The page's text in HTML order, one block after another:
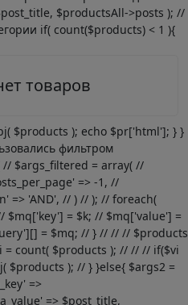
$productsAll->posts ); //
if( count($products) < 1 ){
товаров
$products ); echo $pr['html']; } }
фильтром
// $args_filtered = array( //
=> -1, //
=> 'AND', // ) // ); // foreach(
$mq['key'] = $k; // $mq['value'] =
= $mq; // } // // // $products
= count( $products ); // // // if($vi
$products ); // } }else{ $args2 =
=>
=> $post_title,